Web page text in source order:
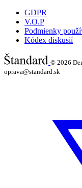
GDPR
V.O.P
Podmienky
Kódex diskusií
© 2026
oprava@standard.sk